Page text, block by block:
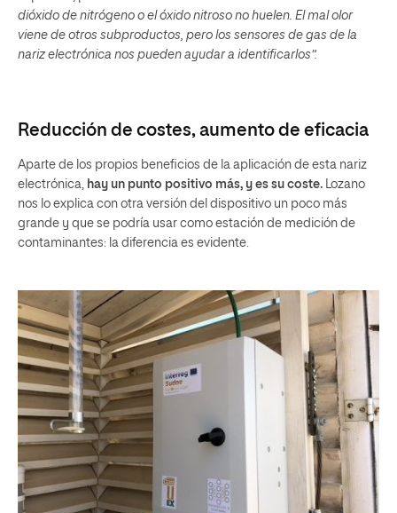
dióxido de nitrógeno o el óxido nitroso no huelen. El mal olor
viene de otros subproductos, pero los sensores de gas de la
nariz electrónica nos pueden ayudar a identificarlos”.
Reducción de costes, aumento de eficacia
Aparte de los propios beneficios de la aplicación de esta nariz
electrónica, hay un punto positivo más, y es su coste. Lozano
nos lo explica con otra versión del dispositivo un poco más
grande y que se podría usar como estación de medición de
contaminantes: la diferencia es evidente.